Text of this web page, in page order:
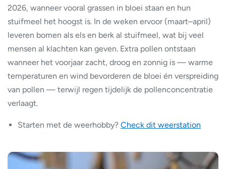
2026, wanneer vooral grassen in bloei staan en hun
stuifmeel het hoogst is. In de weken ervoor (maart–april)
leveren bomen als els en berk al stuifmeel, wat bij veel
mensen al klachten kan geven. Extra pollen ontstaan
wanneer het voorjaar zacht, droog en zonnig is — warme
temperaturen en wind bevorderen de bloei én verspreiding
van pollen — terwijl regen tijdelijk de pollenconcentratie
verlaagt.
Starten met de weerhobby? Check dit weerstation